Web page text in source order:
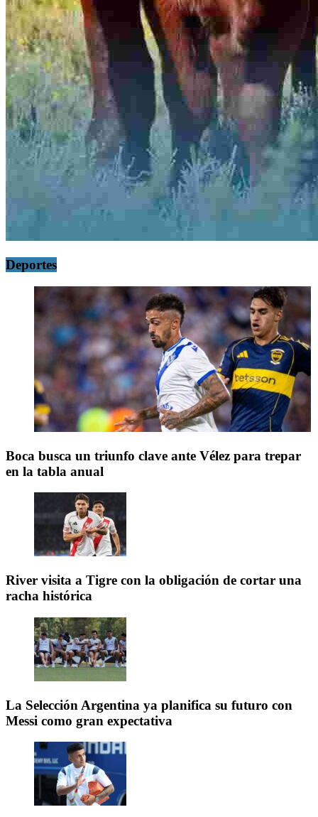
Deportes
Boca busca un triunfo clave ante Vélez para trepar
en la tabla anual
River visita a Tigre con la obligación de cortar una
racha histórica
La Selección Argentina ya planifica su futuro con
Messi como gran expectativa